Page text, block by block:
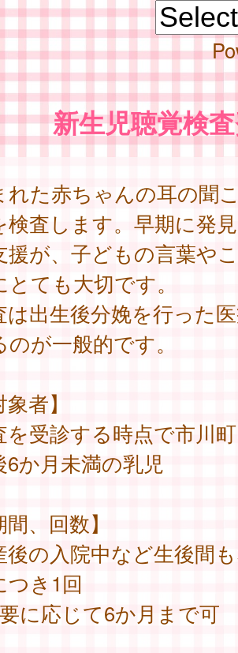
新生児聴覚検
れた赤ちゃんの耳の聞
検査します。早期に発
援が、子どもの言葉や
とても大切です。
は出生後分娩を行った
のが一般的です。
象者】
を受診する時点で市川
6か月未満の乳児
間、回数】
後の入院中など生後間
つき1回
に応じて6か月まで可